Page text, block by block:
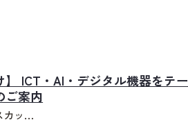
】 ICT・AI・デジタル機器をテー
ご案内
カッ…